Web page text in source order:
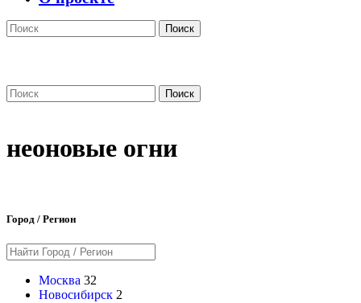
Поиск
Поиск
неоновые огни
Город / Регион
Москва 32
Новосибирск 2